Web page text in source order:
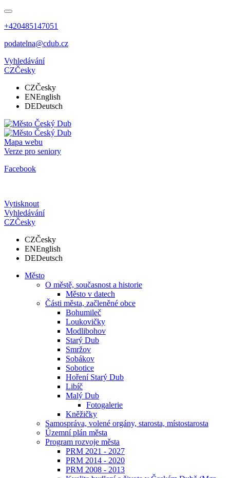
+420485147051
podatelna@cdub.cz
Vyhledávání
CZČesky
CZČesky
ENEnglish
DEDeutsch
Mapa webu
Verze pro seniory
Facebook
Vytisknout
Vyhledávání
CZČesky
CZČesky
ENEnglish
DEDeutsch
Město
O městě, současnost a historie
Město v datech
Části města, začleněné obce
Bohumileč
Loukovičky
Modlibohov
Starý Dub
Smržov
Sobákov
Sobotice
Hoření Starý Dub
Libíč
Malý Dub
Fotogalerie
Kněžičky
Samospráva, volené orgány, starosta, místostarosta
Územní plán města
Program rozvoje města
PRM 2021 - 2027
PRM 2014 - 2020
PRM 2008 - 2013